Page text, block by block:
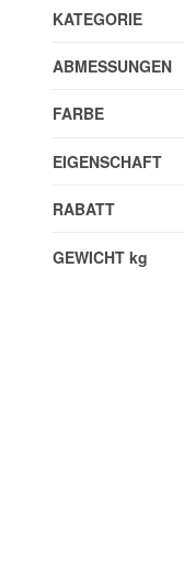
KATEGORIE
ABMESSUNGEN
FARBE
EIGENSCHAFT
RABATT
GEWICHT kg